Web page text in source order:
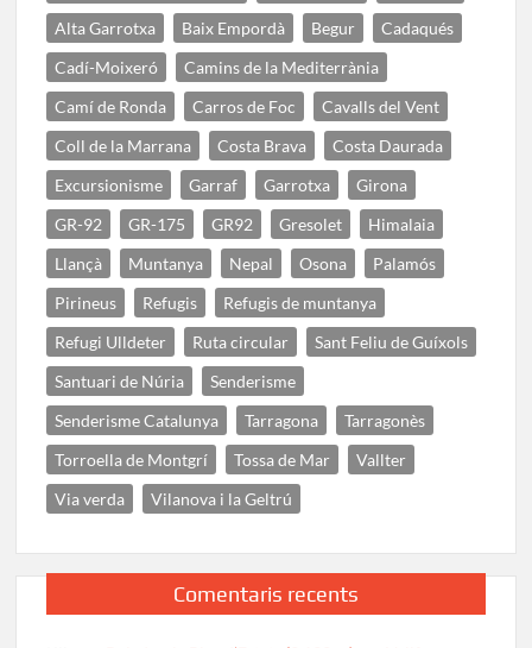
Alta Garrotxa
Baix Empordà Begur
Cadaqués
Cadí-Moixeró
Camins de la Mediterrània
Camí de Ronda
Carros de Foc
Cavalls del Vent
Coll de la Marrana
Costa Brava
Costa Daurada
Excursionisme
Garraf Garrotxa
Girona
GR-92
GR-175 GR92 Gresolet
Himalaia
Llançà
Muntanya Nepal Osona
Palamós
Pirineus
Refugis
Refugis de muntanya
Refugi Ulldeter
Ruta circular
Sant Feliu de Guíxols
Santuari de Núria
Senderisme
Senderisme Catalunya
Tarragona
Tarragonès
Torroella de Montgrí
Tossa de Mar
Vallter
Via verda
Vilanova i la Geltrú
Comentaris recents